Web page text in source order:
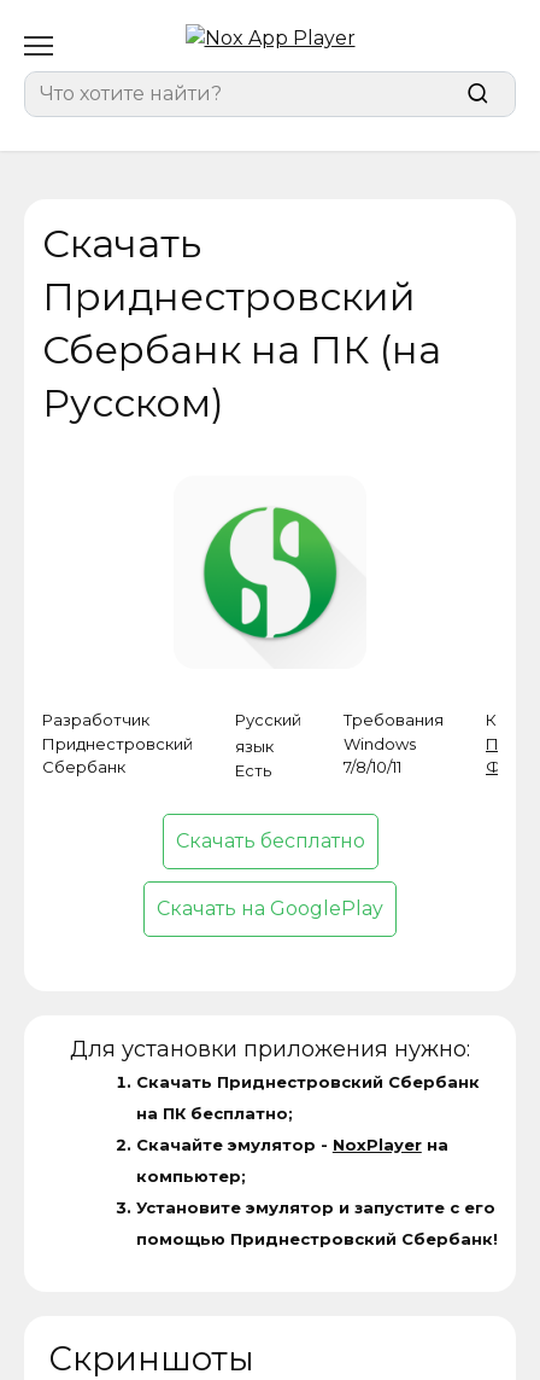
содержанию
for:
Скачать
Приднестровский
Сбербанк на ПК (на
Русском)
Разработчик
Приднестровский
Сбербанк
Русский
язык
Есть
Требования
Windows
7/8/10/11
Скачать бесплатно
Скачать на GooglePlay
Для установки приложения нужно:
Скачать Приднестровский Сбербанк
на ПК бесплатно;
Скачайте эмулятор - NoxPlayerна
компьютер;
Установите эмулятор и запустите с его
помощью Приднестровский Сбербанк!
Скриншоты